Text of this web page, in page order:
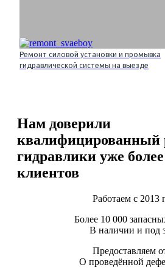
Ремонт силовой установки и промывка
гидравлической системы на выезде
Нам доверили
квалифицированный
гидравлики уже
клиентов
Работаем с 2013
Более 10 000
В наличии и под
Предоставляем
О проведённой